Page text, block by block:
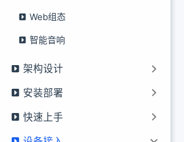
Web组态
智能音响
架构设计
安装部署
快速上手